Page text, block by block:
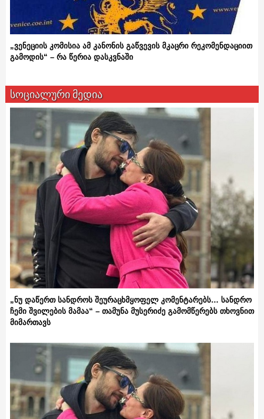
„ვენეციის კომისია ამ კანონის გაწვევის მკაცრი რეკომენდაციით
გამოდის“ – რა წერია დასკვნაში
სოციალური მედია
„ნუ დაწერთ სანდროს შეურაცხმყოფელ კომენტარებს… სანდრო
ჩემი შვილების მამაა“ – თამუნა მუსერიძე გამომწერებს თხოვნით
მიმართავს